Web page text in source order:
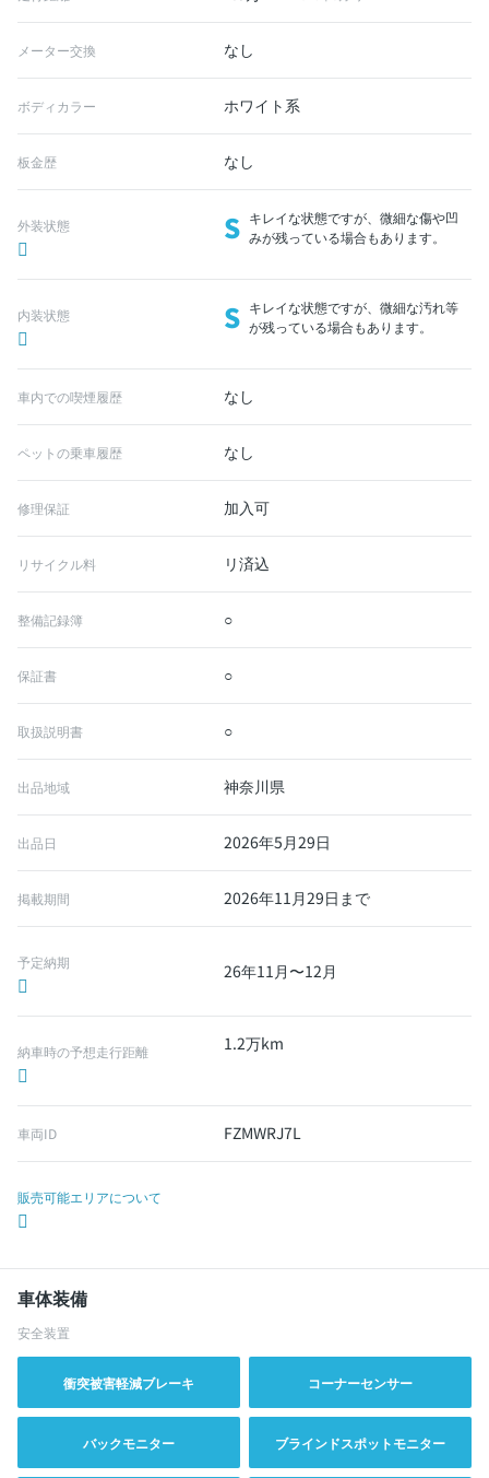
メーター交換 なし
ボディカラー ホワイト系
板金歴 なし
外装状態 S キレイな状態ですが、微細な傷や凹
みが残っている場合もあります。
内装状態 S キレイな状態ですが、微細な汚れ等
が残っている場合もあります。
車内での喫煙履歴 なし
ペットの乗車履歴 なし
修理保証 加入可
リサイクル料 リ済込
整備記録簿 ○
保証書 ○
取扱説明書 ○
出品地域 神奈川県
出品日 2026年5月29日
掲載期間 2026年11月29日まで
予定納期 26年11月〜12月
納車時の予想走行距離 1.2万km
車両ID FZMWRJ7L
販売可能エリアについて
車体装備
安全装置
衝突被害軽減ブレーキ コーナーセンサー
バックモニター ブラインドスポットモニター